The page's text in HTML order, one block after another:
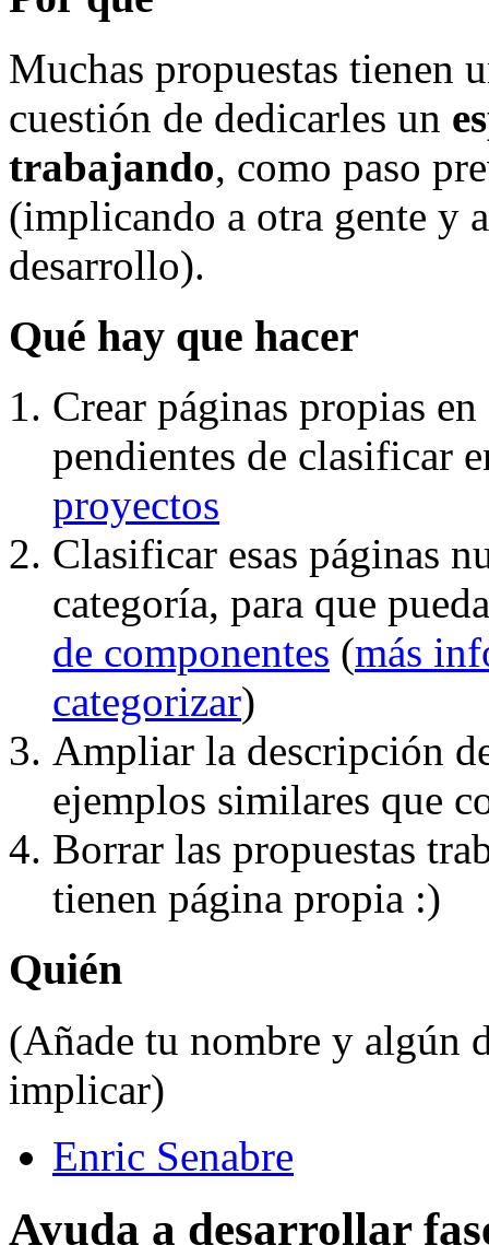
Muchas propuestas tienen
cuestión de dedicarles un
trabajando, como paso
(implicando a otra gente y
desarrollo).
Qué hay que hacer
Crear páginas propias
pendientes de clasificar
proyectos
Clasificar esas páginas
categoría, para que
de componentes (más
categorizar)
Ampliar la descripción
ejemplos similares que
Borrar las propuestas
tienen página propia :)
Quién
(Añade tu nombre y algún
implicar)
Enric Senabre
Ayuda a desarrollar